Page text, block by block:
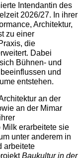
Intendantin des
2026/27. In ihrer
Architektur,
zu einer
die
Dabei
Bühnen- und
und
entstehen.
an der
an der Mimar
Milk erarbeitete sie
unter anderem in
arbeitete
Baukultur in der